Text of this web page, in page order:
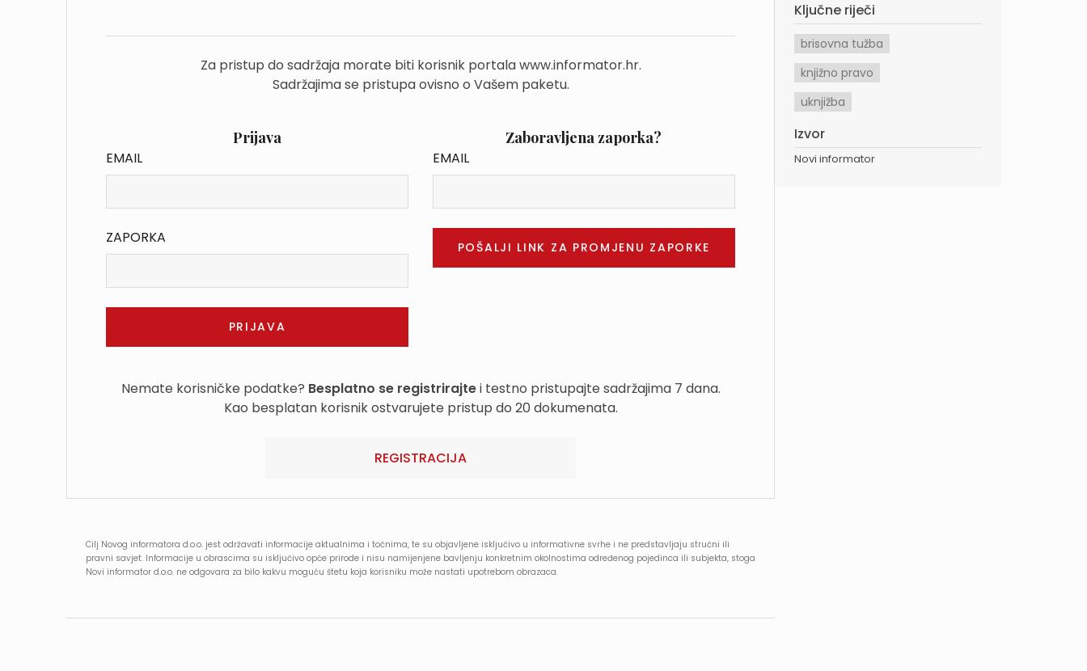
Za pristup do sadržaja morate biti korisnik portala www.informator.hr.
Sadržajima se pristupa ovisno o Vašem paketu.
Prijava
EMAIL
ZAPORKA
Zaboravljena zaporka?
EMAIL
Nemate korisničke podatke? Besplatno se registrirajtei testno pristupajte sadržajima 7 dana.
Kao besplatan korisnik ostvarujete pristup do 20 dokumenata.
REGISTRACIJA
Cilj Novog informatora d.o.o. jest održavati informacije aktualnima i točnima, te su objavljene isključivo u informativne svrhe i ne predstavljaju stručni ili
pravni savjet. Informacije u obrascima su isključivo opće prirode i nisu namijenjene bavljenju konkretnim okolnostima određenog pojedinca ili subjekta, stoga
Novi informator d.o.o. ne odgovara za bilo kakvu moguću štetu koja korisniku može nastati upotrebom obrazaca.
Ključne riječi
brisovna tužba
knjižno pravo
uknjižba
Izvor
Novi informator